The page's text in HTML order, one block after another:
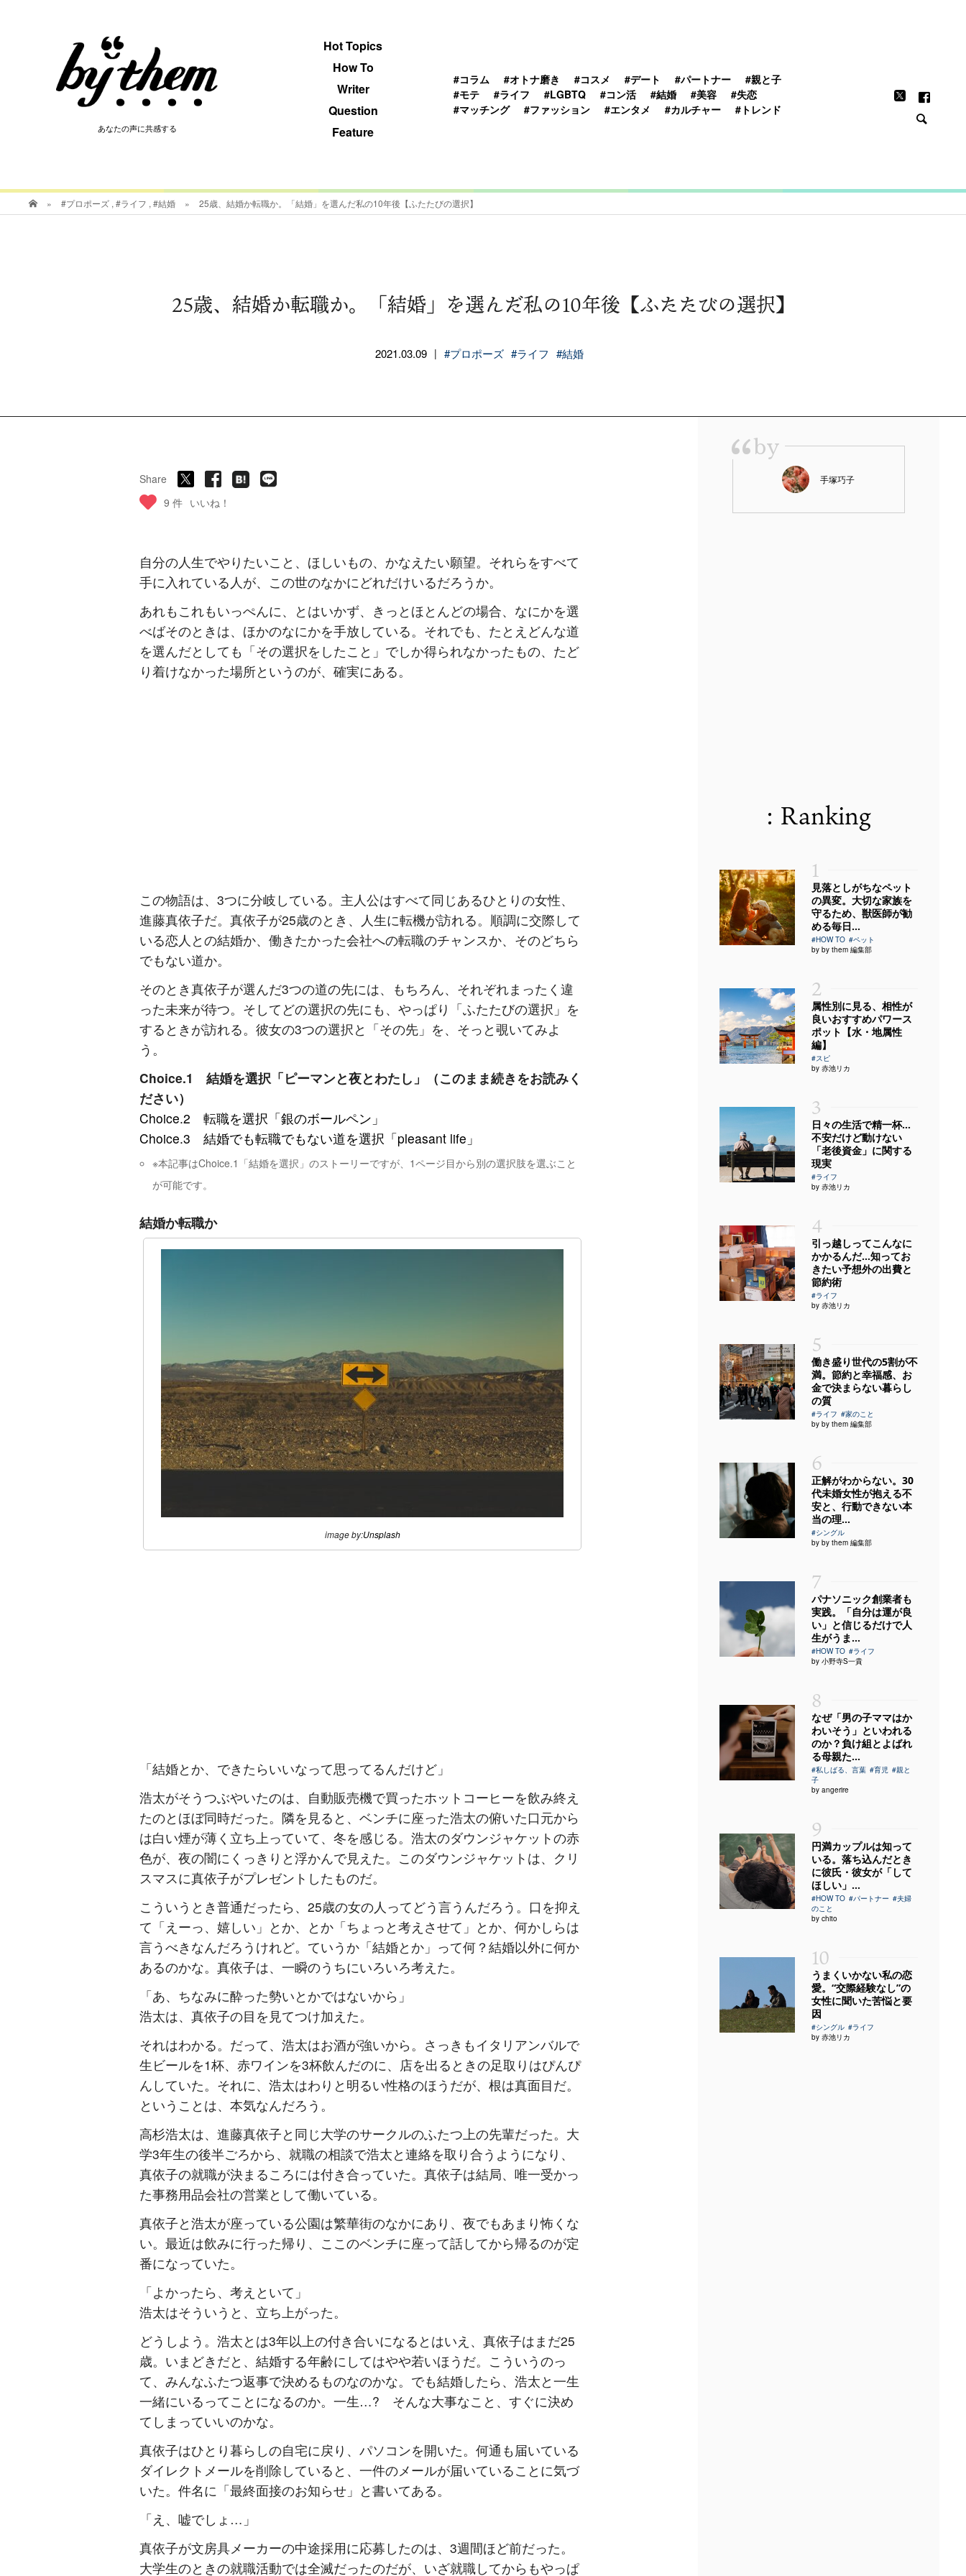
あなたの声に共感する
Hot Topics
How To
Writer
Question
Feature
#コラム #オトナ磨き #コスメ #デート #パートナー
#親と子
#モテ
#ライフ #LGBTQ #コン活 #結婚 #美容
#失恋
#マッチング
#ファッション #エンタメ #カルチャー #トレンド
あなたの声に共感する
» #プロポーズ , #ライフ , #結婚 » 25歳、結婚か転職か。「結婚」を選んだ私の10年後【ふたたびの選択】
25歳、結婚か転職か。「結婚」を選んだ私の10年後【ふたたびの選択】
2021.03.09 | #プロポーズ #ライフ #結婚
Share
9 件 いいね！
自分の人生でやりたいこと、ほしいもの、かなえたい願望。それらをすべて
手に入れている人が、この世のなかにどれだけいるだろうか。
あれもこれもいっぺんに、とはいかず、きっとほとんどの場合、なにかを選
べばそのときは、ほかのなにかを手放している。それでも、たとえどんな道
を選んだとしても「その選択をしたこと」でしか得られなかったもの、たど
り着けなかった場所というのが、確実にある。
この物語は、3つに分岐している。主人公はすべて同じあるひとりの女性、
進藤真依子だ。真依子が25歳のとき、人生に転機が訪れる。順調に交際して
いる恋人との結婚か、働きたかった会社への転職のチャンスか、そのどちら
でもない道か。
そのとき真依子が選んだ3つの道の先には、もちろん、それぞれまったく違
った未来が待つ。そしてどの選択の先にも、やっぱり「ふたたびの選択」を
するときが訪れる。彼女の3つの選択と「その先」を、そっと覗いてみよ
う。
Choice.1 結婚を選択「ピーマンと夜とわたし」（このまま続きをお読みく
ださい）
Choice.2 転職を選択「銀のボールペン」
Choice.3 結婚でも転職でもない道を選択「pleasant life」
※本記事はChoice.1「結婚を選択」のストーリーですが、1ページ目から別の選択肢を選ぶこと
が可能です。
結婚か転職か
image by:Unsplash
「結婚とか、できたらいいなって思ってるんだけど」
浩太がそうつぶやいたのは、自動販売機で買ったホットコーヒーを飲み終え
たのとほぼ同時だった。隣を見ると、ベンチに座った浩太の俯いた口元から
は白い煙が薄く立ち上っていて、冬を感じる。浩太のダウンジャケットの赤
色が、夜の闇にくっきりと浮かんで見えた。このダウンジャケットは、クリ
スマスに真依子がプレゼントしたものだ。
こういうとき普通だったら、25歳の女の人ってどう言うんだろう。口を抑え
て「えーっ、嬉しい」とか、とか「ちょっと考えさせて」とか、何かしらは
言うべきなんだろうけれど。ていうか「結婚とか」って何？結婚以外に何か
あるのかな。真依子は、一瞬のうちにいろいろ考えた。
「あ、ちなみに酔った勢いとかではないから」
浩太は、真依子の目を見てつけ加えた。
それはわかる。だって、浩太はお酒が強いから。さっきもイタリアンバルで
生ビールを1杯、赤ワインを3杯飲んだのに、店を出るときの足取りはぴんぴ
んしていた。それに、浩太はわりと明るい性格のほうだが、根は真面目だ。
ということは、本気なんだろう。
高杉浩太は、進藤真依子と同じ大学のサークルのふたつ上の先輩だった。大
学3年生の後半ごろから、就職の相談で浩太と連絡を取り合うようになり、
真依子の就職が決まるころには付き合っていた。真依子は結局、唯一受かっ
た事務用品会社の営業として働いている。
真依子と浩太が座っている公園は繁華街のなかにあり、夜でもあまり怖くな
い。最近は飲みに行った帰り、ここのベンチに座って話してから帰るのが定
番になっていた。
「よかったら、考えといて」
浩太はそういうと、立ち上がった。
どうしよう。浩太とは3年以上の付き合いになるとはいえ、真依子はまだ25
歳。いまどきだと、結婚する年齢にしてはやや若いほうだ。こういうのっ
て、みんなふたつ返事で決めるものなのかな。でも結婚したら、浩太と一生
一緒にいるってことになるのか。一生…? そんな大事なこと、すぐに決め
てしまっていいのかな。
真依子はひとり暮らしの自宅に戻り、パソコンを開いた。何通も届いている
ダイレクトメールを削除していると、一件のメールが届いていることに気づ
いた。件名に「最終面接のお知らせ」と書いてある。
「え、嘘でしょ…」
真依子が文房具メーカーの中途採用に応募したのは、3週間ほど前だった。
大学生のときの就職活動では全滅だったのだが、いざ就職してからもやっぱ
“by
手塚巧子
: Ranking
1
見落としがちなペット
の異変。大切な家族を
守るため、獣医師が勧
める毎日...
#HOW TO #ペット
by by them 編集部
2
属性別に見る、相性が
良いおすすめパワース
ポット【水・地属性
編】
#スピ
by 赤池リカ
3
日々の生活で精一杯…
不安だけど動けない
「老後資金」に関する
現実
#ライフ
by 赤池リカ
4
引っ越しってこんなに
かかるんだ…知ってお
きたい予想外の出費と
節約術
#ライフ
by 赤池リカ
5
働き盛り世代の5割が不
満。節約と幸福感、お
金で決まらない暮らし
の質
#ライフ #家のこと
by by them 編集部
6
正解がわからない。30
代未婚女性が抱える不
安と、行動できない本
当の理...
#シングル
by by them 編集部
7
パナソニック創業者も
実践。「自分は運が良
い」と信じるだけで人
生がうま...
#HOW TO #ライフ
by 小野寺S一貴
8
なぜ「男の子ママはか
わいそう」といわれる
のか？負け組とよばれ
る母親た...
#私しばる、言葉 #育児 #親と
子
by angerire
9
円満カップルは知って
いる。落ち込んだとき
に彼氏・彼女が「して
ほしい」...
#HOW TO #パートナー #夫婦
のこと
by chito
10
うまくいかない私の恋
愛。“交際経験なし”の
女性に聞いた苦悩と要
因
#シングル #ライフ
by 赤池リカ